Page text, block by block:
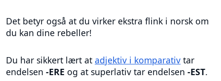
Det betyr også at du virker ekstra flink i norsk om
du kan dine rebeller!
Du har sikkert lært at adjektiv i komparativ tar
endelsen -ERE og at superlativ tar endelsen -EST.